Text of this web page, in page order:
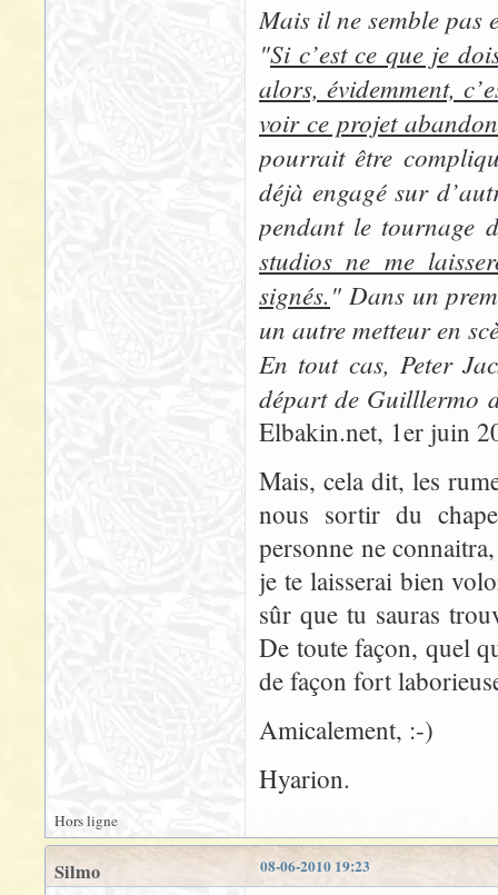
Mais il ne semble
"Si c’est ce que je
alors, évidemment,
voir ce projet
pourrait être
déjà engagé sur
pendant le tournage
studios ne me
signés." Dans un
un autre metteur en
En tout cas, Peter
départ de Guilllermo
Elbakin.net, 1er juin
Mais, cela dit, les
nous sortir du
personne ne
je te laisserai bien
sûr que tu sauras
De toute façon, quel
de façon fort
Amicalement, :-)
Hyarion.
Hors ligne
08-06-2010 19:23
Silmo